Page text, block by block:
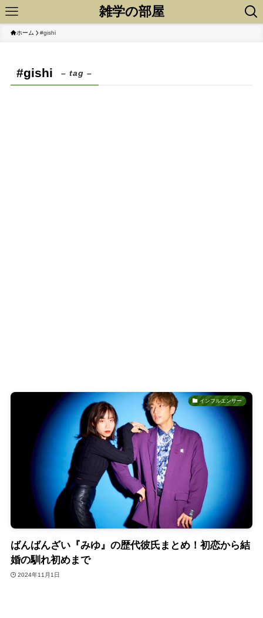
雑学の部屋
ホーム #gishi
#gishi – tag –
インフルエンサー
ばんばんざい『みゆ』の歴代彼氏まとめ！初恋から結
婚の馴れ初めまで
2024年11月1日